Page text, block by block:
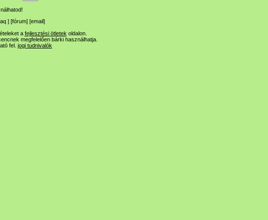
] [fórum] [email]
a fejlesztési ötletek oldalon.
megfelelően bárki használhatja.
fel. jogi tudnivalók